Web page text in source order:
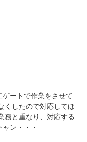
ートで作業をさせて
くしたので対応してほ
務と重なり、対応する
ン・・・